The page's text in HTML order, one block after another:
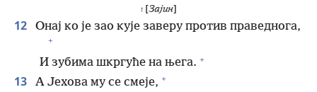
ז Зајин]
12 Онај ко је зао кује заверу против праведнога,
+
И зубима шкргуће на њега. +
13 А Јехова му се смеје, +